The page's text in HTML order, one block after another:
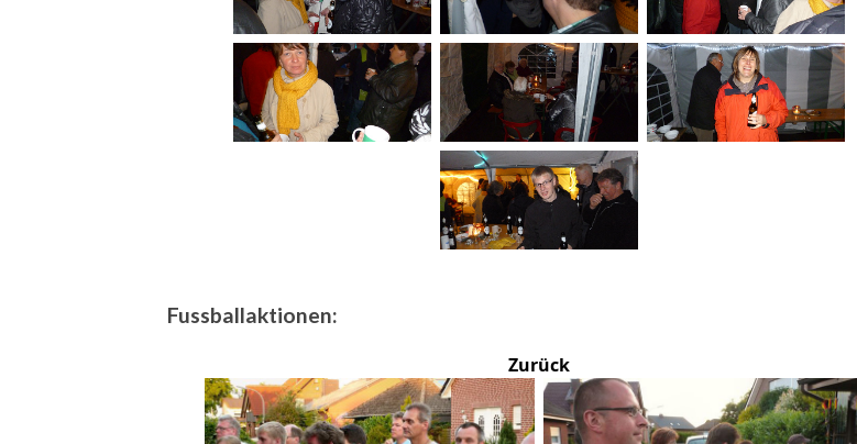
Fussballaktionen:
Zurück